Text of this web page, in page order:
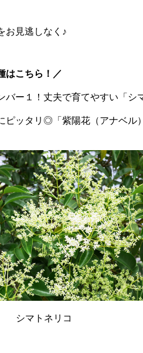
お見逃しなく♪
はこちら！／
ー１！丈夫で育てやすい「シ
ッタリ◎「紫陽花（アナベル
シマトネリコ